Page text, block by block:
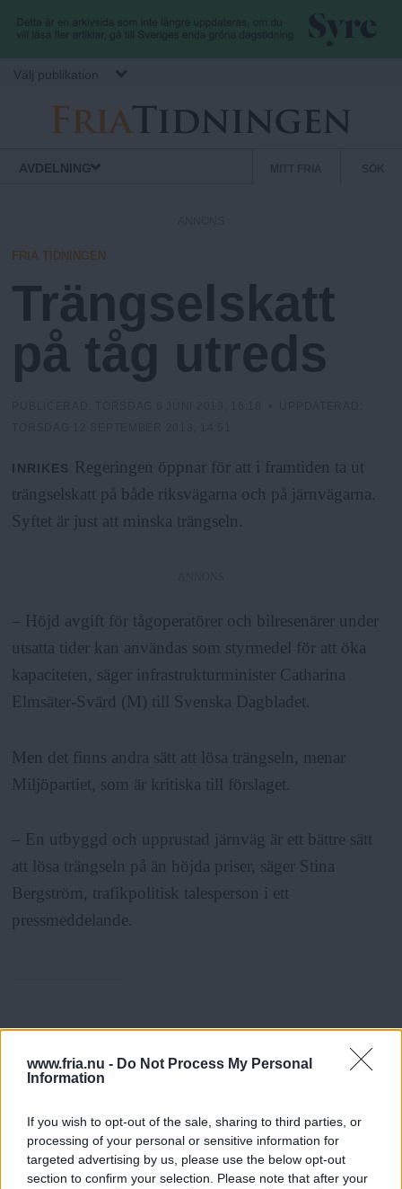
www.fria.nu - Do Not Process My Personal
Information
If you wish to opt-out of the sale, sharing to third parties, or
processing of your personal or sensitive information for
targeted advertising by us, please use the below opt-out
section to confirm your selection. Please note that after your
Hoppa till huvudinnehåll
Välj publikation
F
i
a
u
AVDELNING
d
ä
r
m
FRIA TIDNINGEN
Trängselskatt
på tåg utreds
INRIKES
Regeringen öppnar för att i framtiden ta ut
trängselskatt på både riksvägarna och på järnvägarna.
Syftet är just att minska trängseln.
– Höjd avgift för tågoperatörer och bilresenärer under
utsatta tider kan användas som styrmedel för att öka
kapaciteten, säger infrastrukturminister Catharina
Elmsäter-Svärd (M) till Svenska Dagbladet.
Men det finns andra sätt att lösa trängseln, menar
Miljöpartiet, som är kritiska till förslaget.
– En utbyggd och upprustad järnväg är ett bättre sätt
att lösa trängseln på än höjda priser, säger Stina
Bergström, trafikpolitisk talesperson i ett
pressmeddelande.
Fria Tidningar
ANNONSER